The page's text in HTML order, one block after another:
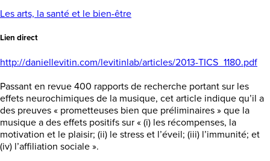
Les arts, la santé et le bien-être
Lien direct
http://daniellevitin.com/levitinlab/articles/2013-TICS_1180.pdf
Passant en revue 400 rapports de recherche portant sur les
effets neurochimiques de la musique, cet article indique qu’il a
des preuves « prometteuses bien que préliminaires » que la
musique a des effets positifs sur « (i) les récompenses, la
motivation et le plaisir; (ii) le stress et l’éveil; (iii) l’immunité; et
(iv) l’affiliation sociale ».